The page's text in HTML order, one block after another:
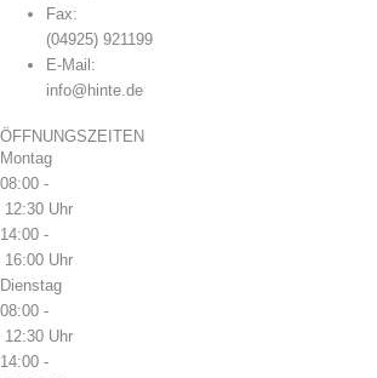
Fax:
(04925) 921199
E-Mail:
info@hinte.de
ÖFFNUNGSZEITEN
Montag
08:00 -
12:30 Uhr
14:00 -
16:00 Uhr
Dienstag
08:00 -
12:30 Uhr
14:00 -